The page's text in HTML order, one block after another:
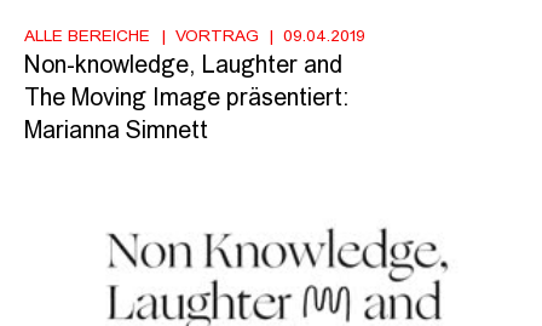
ALLE BEREICHE VORTRAG 09.04.2019
Non-knowledge, Laughter and
The Moving Image präsentiert:
Marianna Simnett